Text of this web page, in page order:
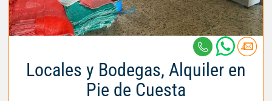
Locales y Bodegas, Alquiler en
Pie de Cuesta